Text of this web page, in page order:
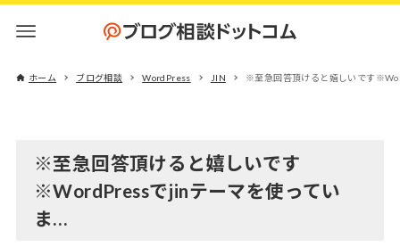
ホーム ブログ相談 WordPress JIN ※至急回答頂けると嬉しいです
※至急回答頂けると嬉しいです
※WordPressでjinテーマを使ってい
ま…